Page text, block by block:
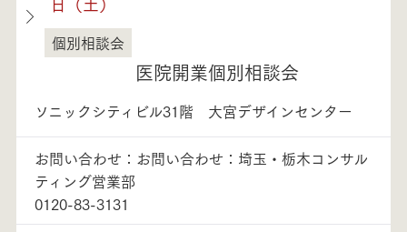
埼玉県
個別相談会
医院開業個別相談会
ソニックシティビル31階 大宮デザインセンター
お問い合わせ：お問い合わせ：埼玉・栃木コンサル
ティング営業部
0120-83-3131